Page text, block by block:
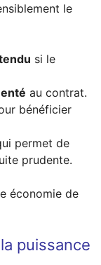
le
si le
au contrat.
bénéficier
permet de
prudente.
économie de
puissance